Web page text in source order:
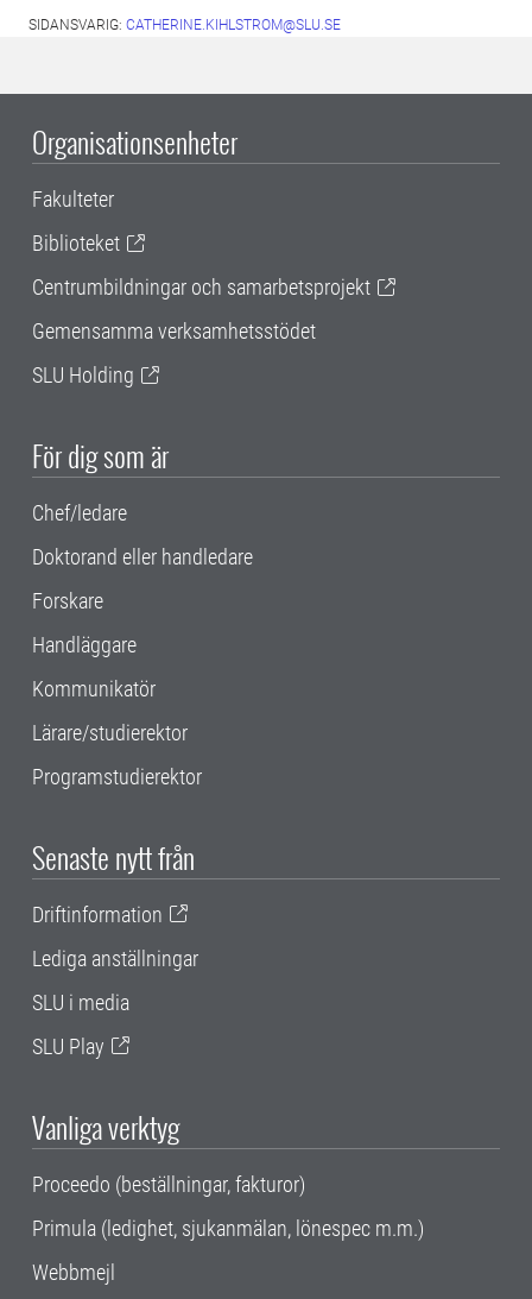
SIDANSVARIG: CATHERINE.KIHLSTROM@SLU.SE
Organisationsenheter
Fakulteter
Biblioteket
Centrumbildningar och samarbetsprojekt
Gemensamma verksamhetsstödet
SLU Holding
För dig som är
Chef/ledare
Doktorand eller handledare
Forskare
Handläggare
Kommunikatör
Lärare/studierektor
Programstudierektor
Senaste nytt från
Driftinformation
Lediga anställningar
SLU i media
SLU Play
Vanliga verktyg
Proceedo (beställningar, fakturor)
Primula (ledighet, sjukanmälan, lönespec m.m.)
Webbmejl